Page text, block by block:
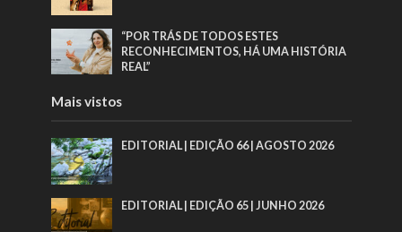
“POR TRÁS DE TODOS ESTES
RECONHECIMENTOS, HÁ UMA HISTÓRIA
REAL”
Mais vistos
EDITORIAL | EDIÇÃO 66 | AGOSTO 2026
EDITORIAL | EDIÇÃO 65 | JUNHO 2026